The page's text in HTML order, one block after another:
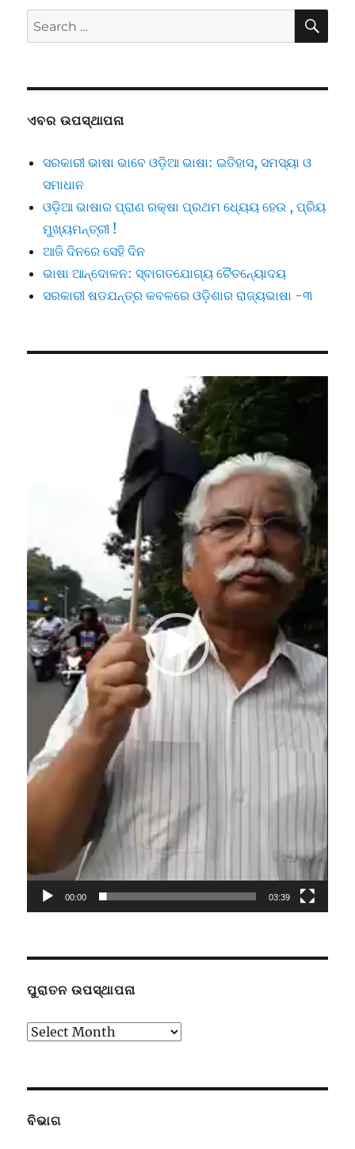
Search
for:
ଏବର ଉପସ୍ଥାପନା
ସରକାରୀ ଭାଷା ଭାବେ ଓଡ଼ିଆ ଭାଷା: ଇତିହାସ, ସମସ୍ୟା ଓ
ସମାଧାନ
ଓଡ଼ିଆ ଭାଷାର ପ୍ରାଣ ରକ୍ଷା ପ୍ରଥମ ଧ୍ୟେୟ ହେଉ , ପ୍ରିୟ
ମୁଖ୍ୟମନ୍ତ୍ରୀ !
ଆଜି ଦିନରେ ସେହି ଦିନ
ଭାଷା ଆନ୍ଦୋଳନ: ସ୍ବାଗତଯୋଗ୍ୟ ଚୈତନ୍ୟୋଦୟ
ସରକାରୀ ଷଡଯନ୍ତ୍ର କବଳରେ ଓଡ଼ିଶାର ରାଜ୍ୟଭାଷା -୩
00:00 03:39
ପୁରାତନ ଉପସ୍ଥାପନା
ପୁରାତନ
ବିଭାଗ